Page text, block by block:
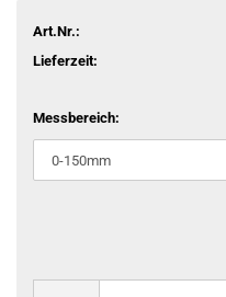
Art.Nr.:
Lieferzeit:
Messbereich: